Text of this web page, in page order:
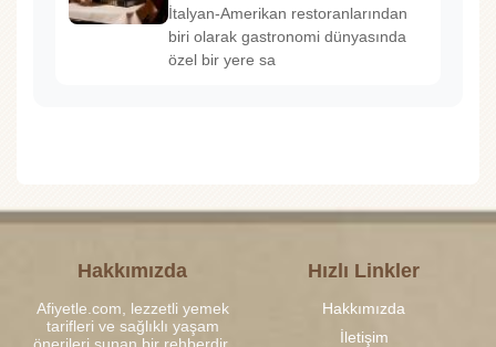
İtalyan-Amerikan restoranlarından
biri olarak gastronomi dünyasında
özel bir yere sa
Hakkımızda
Afiyetle.com, lezzetli yemek
tarifleri ve sağlıklı yaşam
önerileri sunan bir rehberdir.
Hızlı Linkler
Hakkımızda
İletişim